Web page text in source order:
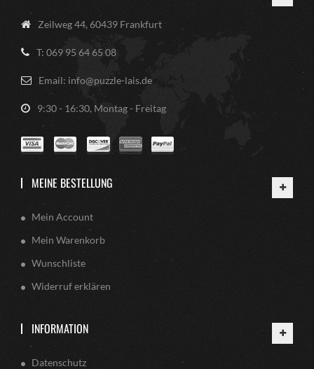
Zeilweg 44, 60439 Frankfurt
T: 069 95 64 65 08
Email: info@puzzle-lais.de
9:30 - 16:30, Montag - Freitag
MEINE BESTELLUNG
Mein Account
Mein Warenkorb
Wunschliste
Widerruf erklären
INFORMATION
Datenschutz